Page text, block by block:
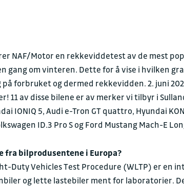
NAF/Motor en rekkeviddetest av de mest
gang om vinteren. Dette for å vise i hvilken
forbruket og dermed rekkevidden. 2. juni
11 av disse bilene er av merker vi tilbyr i
IONIQ 5, Audi e-Tron GT quattro, Hyundai
ID.3 Pro Sog Ford Mustang Mach-E
fra bilprodusentene i Europa?
Duty Vehicles Test Procedure (WLTP) er en
og lette lastebiler ment for laboratorier.